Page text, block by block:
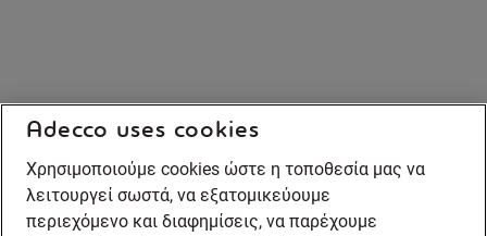
Adecco uses cookies
Χρησιμοποιούμε cookies ώστε η τοποθεσία μας να
λειτουργεί σωστά, να εξατομικεύουμε
περιεχόμενο και διαφημίσεις, να παρέχουμε